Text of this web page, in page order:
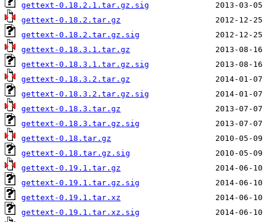
gettext-0.18.2.1.tar.gz.sig
gettext-0.18.2.tar.gz
gettext-0.18.2.tar.gz.sig
gettext-0.18.3.1.tar.gz
gettext-0.18.3.1.tar.gz.sig
gettext-0.18.3.2.tar.gz
gettext-0.18.3.2.tar.gz.sig
gettext-0.18.3.tar.gz
gettext-0.18.3.tar.gz.sig
gettext-0.18.tar.gz
gettext-0.18.tar.gz.sig
gettext-0.19.1.tar.gz
gettext-0.19.1.tar.gz.sig
gettext-0.19.1.tar.xz
gettext-0.19.1.tar.xz.sig